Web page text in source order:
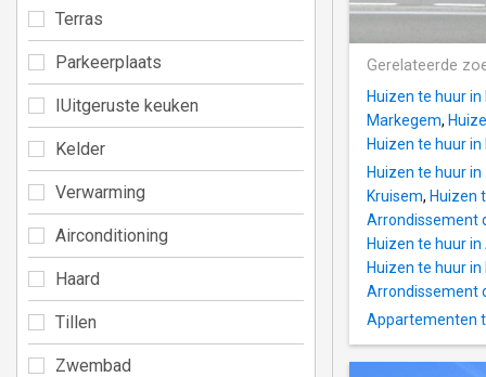
Gerelateerde
Huizen te huur
Markegem,
Huizen te huur
Huizen te huur
Kruisem, Huizen
Arrondissement
Huizen te huur
Huizen te huur
Arrondissement
Appartementen
Terras
Parkeerplaats
IUitgeruste keuken
Kelder
Verwarming
Airconditioning
Haard
Tillen
Zwembad